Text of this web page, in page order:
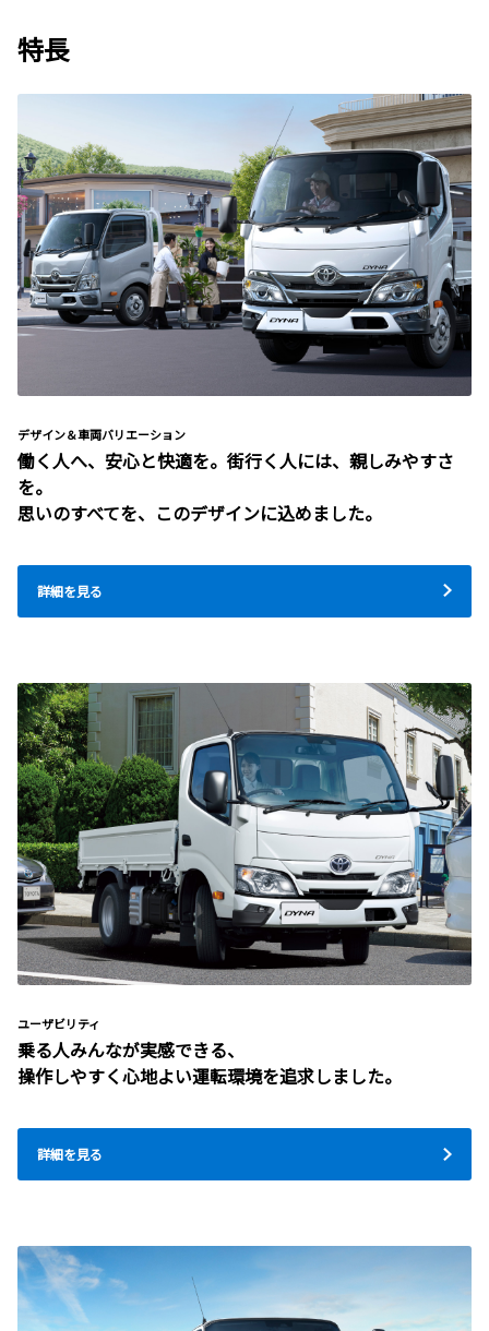
特長
デザイン＆車両バリエーション
働く人へ、安心と快適を。街行く人には、親しみやすさ
を。
思いのすべてを、このデザインに込めました。
詳細を見る
ユーザビリティ
乗る人みんなが実感できる、
操作しやすく心地よい運転環境を追求しました。
詳細を見る